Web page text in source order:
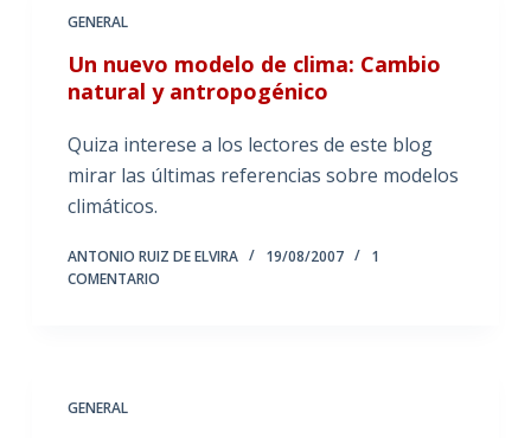
GENERAL
Un nuevo modelo de clima: Cambio
natural y antropogénico
Quiza interese a los lectores de este blog
mirar las últimas referencias sobre modelos
climáticos.
ANTONIO RUIZ DE ELVIRA 19/08/2007
1
COMENTARIO
GENERAL